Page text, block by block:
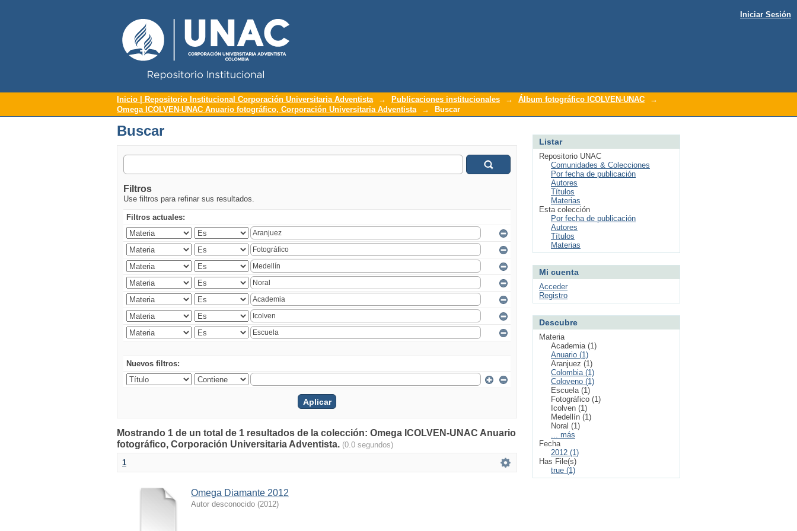
Buscar
Iniciar Sesión
Inicio | Repositorio Institucional Corporación Universitaria Adventista → Publicaciones institucionales → Álbum fotográfico ICOLVEN-UNAC
→
Omega ICOLVEN-UNAC Anuario fotográfico, Corporación Universitaria Adventista
→ Buscar
Buscar
Filtros
Use filtros para refinar sus resultados.
Filtros actuales:
Nuevos filtros:
Mostrando 1 de un total de 1 resultados de la colección: Omega ICOLVEN-UNAC Anuario
fotográfico, Corporación Universitaria Adventista. (0.0 segundos)
1
Omega Diamante 2012
Autor desconocido (2012)
Listar
Repositorio UNAC
Comunidades & Colecciones
Por fecha de publicación
Autores
Títulos
Materias
Esta colección
Por fecha de publicación
Autores
Títulos
Materias
Mi cuenta
Acceder
Registro
Descubre
Materia
Academia (1)
Anuario (1)
Aranjuez (1)
Colombia (1)
Coloveno (1)
Escuela (1)
Fotográfico (1)
Icolven (1)
Medellín (1)
Noral (1)
... más
Fecha
2012 (1)
Has File(s)
true (1)